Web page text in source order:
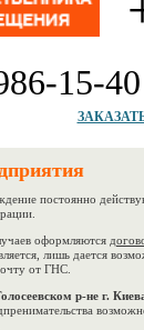
15-40
постоянно
оформляются
лишь дается
от ГНС.
р-не г.